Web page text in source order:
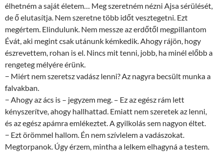
élhetném a saját életem… Meg szeretném nézni Ajsa sérülését,
de ő elutasítja. Nem szeretne több időt vesztegetni. Ezt
megértem. Elindulunk. Nem messze az erdőtől megpillantom
Évát, aki megint csak utánunk kémkedik. Ahogy rájön, hogy
észrevettem, rohan is el. Nincs mit tenni, jobb, ha minél előbb a
rengeteg mélyére érünk.
− Miért nem szeretsz vadász lenni? Az nagyra becsült munka a
falvakban.
− Ahogy az ács is – jegyzem meg. – Ez az egész rám lett
kényszerítve, ahogy hallhattad. Emiatt nem szeretek az lenni,
és az egész apámra emlékeztet. A gyilkolás sem nagyon éltet.
− Ezt örömmel hallom. Én nem szívlelem a vadászokat.
Megtorpanok. Úgy érzem, mintha a lelkem elhagyná a testem.